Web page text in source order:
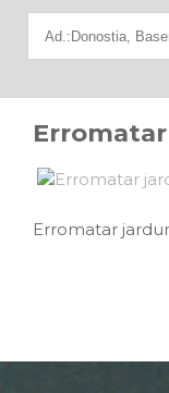
Erromatar